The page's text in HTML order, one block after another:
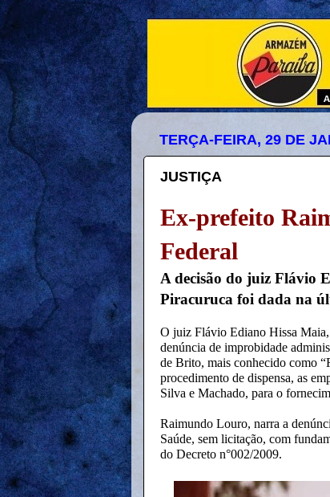
TERÇA-FEIRA, 29 DE
JUSTIÇA
Ex-prefeito
Federal
A decisão do juiz Flávio
Piracuruca foi dada na
O juiz Flávio Ediano Hissa Maia,
denúncia de improbidade
de Brito, mais conhecido como “
procedimento de dispensa, as
Silva e Machado, para o
Raimundo Louro, narra a
Saúde, sem licitação, com
do Decreto n°002/2009.